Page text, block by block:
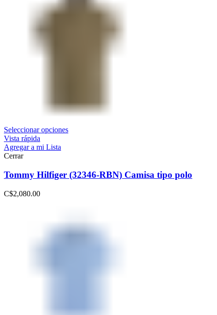
Seleccionar opciones
Vista rápida
Agregar a mi Lista
Cerrar
Tommy Hilfiger (32346-RBN) Camisa tipo polo
C$2,080.00